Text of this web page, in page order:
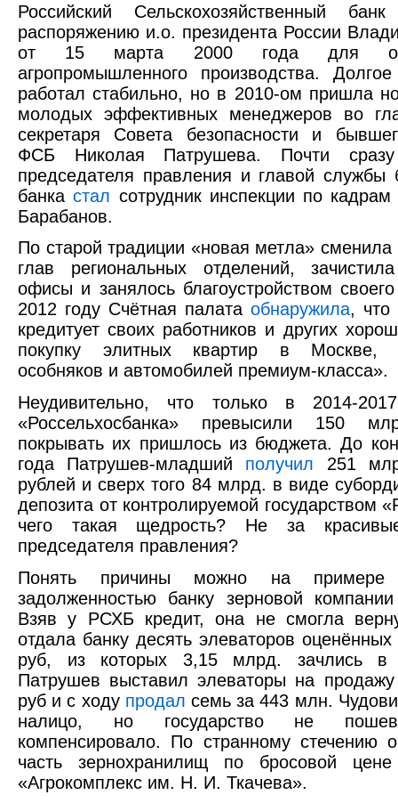
Российский Сельскохозяйственный
распоряжению и.о. президента России
от 15 марта 2000 года для
агропромышленного производства.
работал стабильно, но в 2010-ом пришла
молодых эффективных менеджеров во
секретаря Совета безопасности и
ФСБ Николая Патрушева. Почти
председателя правления и главой службы
банкастал сотрудник инспекции по
Барабанов.
По старой традиции «новая метла» сменила
глав региональных отделений,
офисы и занялось благоустройством
2012 году Счётная палата обнаружила,
кредитует своих работников и других
покупку элитных квартир в Москве,
особняков и автомобилей премиум-класса».
Неудивительно, что только в 2014-
«Россельхосбанка» превысили 150
покрывать их пришлось из бюджета. До
года Патрушев-младший получил 251
рублей и сверх того 84 млрд. в виде
депозита от контролируемой государством
чего такая щедрость? Не за
председателя правления?
Понять причины можно на примере
задолженностью банку зерновой
Взяв у РСХБ кредит, она не смогла
отдала банку десять элеваторов
руб, из которых 3,15 млрд. зачлись в
Патрушев выставил элеваторы на
руб и с ходу продал семь за 443 млн.
налицо, но государство не
компенсировало. По странному стечению
часть зернохранилищ по бросовой
«Агрокомплекс им. Н. И. Ткачева».